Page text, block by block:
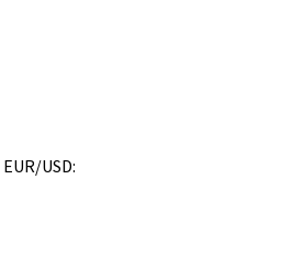
EUR/USD: